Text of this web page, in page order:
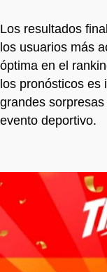
Los resultados
los usuarios más
óptima en el
los pronósticos
grandes
evento deportivo.